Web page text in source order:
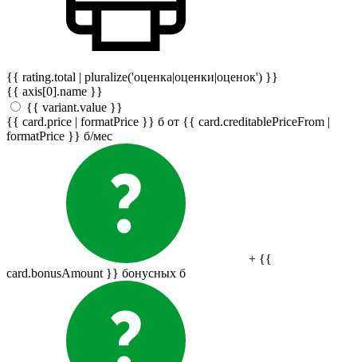
{{ rating.total | pluralize('оценка|оценки|оценок') }}
{{ axis[0].name }}
{{ variant.value }}
{{ card.price | formatPrice }} б от {{ card.creditablePriceFrom |
formatPrice }} б/мес
+ {{
card.bonusAmount }} бонусных б